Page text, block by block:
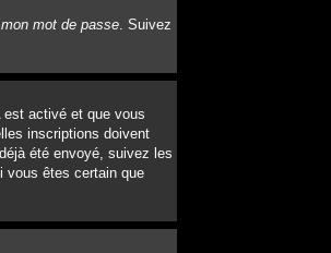
mon mot de passe. Suivez
est activé et que vous
inscriptions doivent
été envoyé, suivez les
vous êtes certain que